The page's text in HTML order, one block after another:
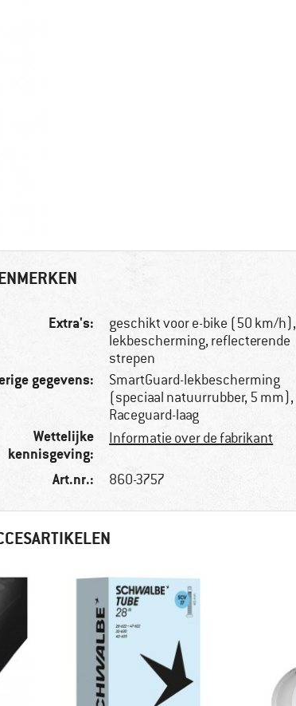
Extra's:
geschikt voor e-bike (50 km/h),
lekbescherming, reflecterende
strepen
gegevens:
SmartGuard-lekbescherming
(speciaal natuurrubber, 5 mm),
Raceguard-laag
Wettelijke
kennisgeving:
Informatie over de fabrikant
Art.nr.: 860-3757